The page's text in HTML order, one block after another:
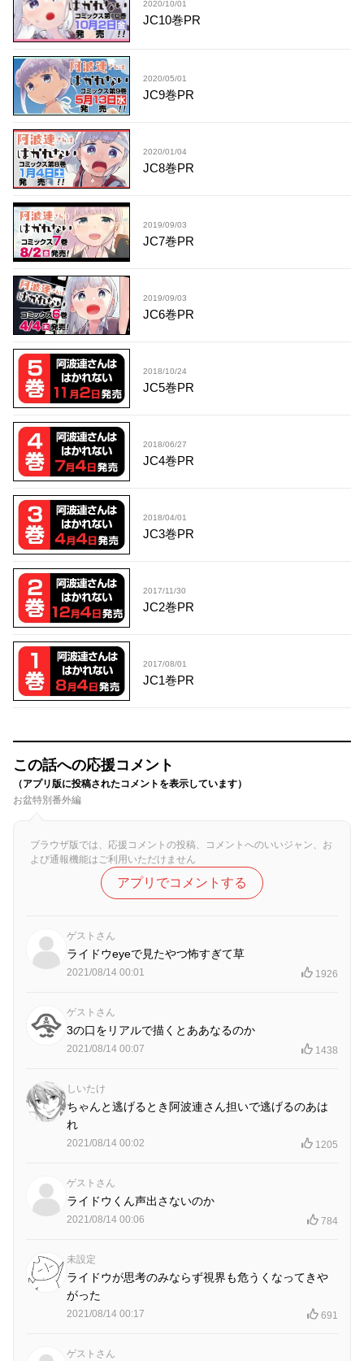
2020/10/01
JC10巻PR
2020/05/01
JC9巻PR
2020/01/04
JC8巻PR
2019/09/03
JC7巻PR
2019/09/03
JC6巻PR
2018/10/24
JC5巻PR
2018/06/27
JC4巻PR
2018/04/01
JC3巻PR
2017/11/30
JC2巻PR
2017/08/01
JC1巻PR
この話への応援コメント
（アプリ版に投稿されたコメントを表示しています）
お盆特別番外編
ブラウザ版では、応援コメントの投稿、コメントへのいいジャン、お
よび通報機能はご利用いただけません
アプリでコメントする
ゲストさん
ライドウeyeで見たやつ怖すぎて草
2021/08/14 00:01 1926
ゲストさん
3の口をリアルで描くとああなるのか
2021/08/14 00:07 1438
しいたけ
ちゃんと逃げるとき阿波連さん担いで逃げるのあは
れ
2021/08/14 00:02 1205
ゲストさん
ライドウくん声出さないのか
2021/08/14 00:06 784
未設定
ライドウが思考のみならず視界も危うくなってきや
がった
2021/08/14 00:17 691
ゲストさん